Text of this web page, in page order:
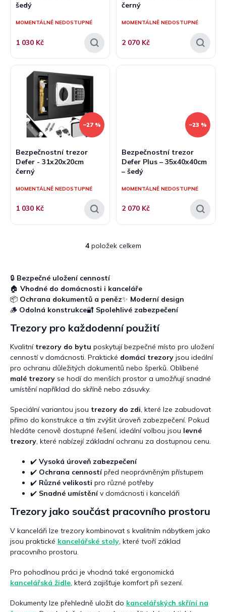
ů
šedý
MOMENTÁLNĚ NEDOSTUPNÉ
1 030 Kč
černý
MOMENTÁLNĚ NEDOSTUPNÉ
2 070 Kč
–27 %
Bezpečnostní trezor
Defer - 31x20x20cm
černý
MOMENTÁLNĚ NEDOSTUPNÉ
1 030 Kč
–23 %
Bezpečnostní trezor
Defer Plus – 35x40x40cm
– šedý
MOMENTÁLNĚ NEDOSTUPNÉ
2 070 Kč
O
d
a
c
p
v
k
y
v
ý
p
s
u
4položek celkem
🔒 Bezpečné uložení cenností
🏠 Vhodné do domácnosti i kanceláře
📦 Ochrana dokumentů a peněz✨ Moderní design
🪵 Odolná konstrukce🔐 Spolehlivé zabezpečení
Trezory pro každodenní použití
Kvalitní trezory do bytu poskytují bezpečné místo pro uložení
cenností v domácnosti. Praktické domácí trezory jsou ideální
pro ochranu důležitých dokumentů nebo šperků. Oblíbené
malé trezory se hodí do menších prostor a umožňují snadné
umístění například do skříně nebo zásuvky.
Speciální variantou jsou trezory do zdi, které lze zabudovat
přímo do konstrukce a tím zvýšit úroveň zabezpečení. Pokud
hledáte cenově dostupné řešení, ideální volbou jsou levné
trezory, které nabízejí základní ochranu za dostupnou cenu.
✔️ Vysoká úroveň zabezpečení
✔️ Ochrana cennostípřed neoprávněným přístupem
✔️ Různé velikosti pro různé potřeby
✔️ Snadné umístěnív domácnosti i kanceláři
Trezory jako součást pracovního prostoru
V kanceláři lze trezory kombinovat s kvalitním nábytkem jako
jsou praktické kancelářské stoly, které tvoří základ
pracovního prostoru.
Pro pohodlnou práci je vhodná také ergonomická
kancelářská židle, která zajišťuje komfort při sezení.
Dokumenty lze přehledně uložit do kancelářských skříní na